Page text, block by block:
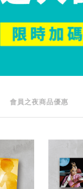
會員之夜商品優惠